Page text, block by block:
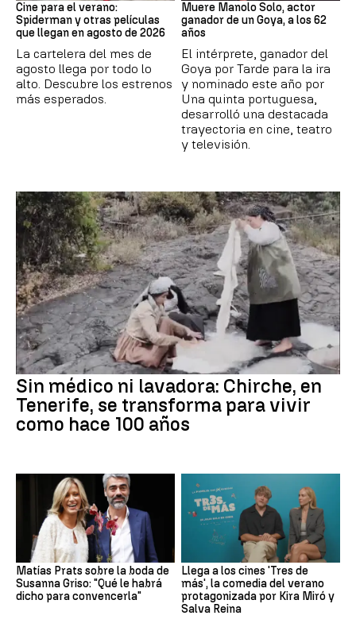
Cine para el verano:
Spiderman y otras películas
que llegan en agosto de 2026
La cartelera del mes de
agosto llega por todo lo
alto. Descubre los estrenos
más esperados.
Muere Manolo Solo, actor
ganador de un Goya, a los 62
años
El intérprete, ganador del
Goya por Tarde para la ira
y nominado este año por
Una quinta portuguesa,
desarrolló una destacada
trayectoria en cine, teatro
y televisión.
Sin médico ni lavadora: Chirche, en
Tenerife, se transforma para vivir
como hace 100 años
Matías Prats sobre la boda de
Susanna Griso: "Qué le habrá
dicho para convencerla"
Llega a los cines 'Tres de
más', la comedia del verano
protagonizada por Kira Miró y
Salva Reina